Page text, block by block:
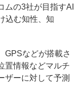
の3社が目指すAI
込む知性、知
などが搭載さ
置情報などマルチ
ザーに対して予測